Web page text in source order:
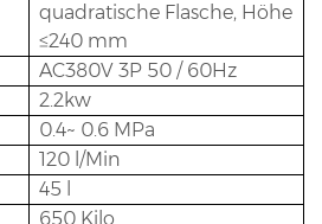
quadratische Flasche, Höhe
≤240 mm
AC380V 3P 50 / 60Hz
2.2kw
0.4~ 0.6 MPa
120 l/Min
45 l
650 Kilo